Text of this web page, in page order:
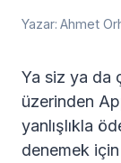
Yazar: Ahmet
Ya siz ya da
üzerinden
yanlışlıkla
denemek için